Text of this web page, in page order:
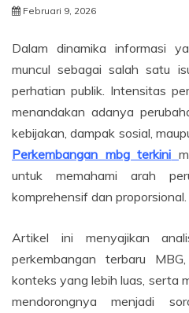
Februari 9, 2026
Dalam dinamika informasi
muncul sebagai salah satu
perhatian publik. Intensitas
menandakan adanya
kebijakan, dampak sosial,
Perkembangan mbg terkini
untuk memahami arah
komprehensif dan proporsional.
Artikel ini menyajikan
perkembangan terbaru
konteks yang lebih luas, serta
mendorongnya menjadi